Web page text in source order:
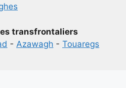
transfrontaliers
- Azawagh - Touaregs